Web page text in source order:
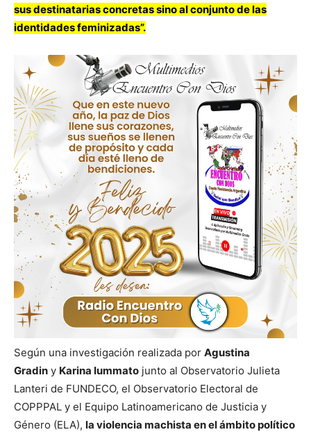
sus destinatarias concretas sino al conjunto de las
identidades feminizadas”.
Según una investigación realizada por Agustina
Gradin y Karina Iummato junto al Observatorio Julieta
Lanteri de FUNDECO, el Observatorio Electoral de
COPPPAL y el Equipo Latinoamericano de Justicia y
Género (ELA), la violencia machista en el ámbito político